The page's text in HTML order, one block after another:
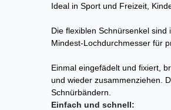
Ideal in Sport und Freizeit,
Die flexiblen Schnürsenkel
Mindest-Lochdurchmesser für
Einmal eingefädelt und fixiert,
und wieder zusammenziehen.
Schnürbändern.
Einfach und schnell: